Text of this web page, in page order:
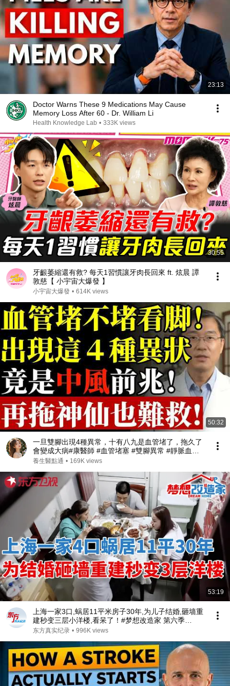
23:13
Doctor Warns These 9 Medications May Cause
Memory Loss After 60 - Dr. William Li
Health Knowledge Lab • 333K views
30:55
牙齦萎縮還有救? 每天1習慣讓牙肉長回來 ft. 炫晨 譚
敦慈【 小宇宙大爆發 】
小宇宙大爆發 • 614K views
50:32
一旦雙腳出現4種異常，十有八九是血管堵了，拖久了
會變成大病#康醫師 #血管堵塞 #雙腳異常 #靜脈血栓 #
肺栓塞 #銀髮族養生 #猝死預防 #血液循環 #健康誤區
養生醫點通 • 169K views
53:19
上海一家3口,蜗居11平米房子30年,为儿子结婚,砸墙重
建秒变三层小洋楼,看呆了！#梦想改造家 第六季
S06EP02
东方真实纪录 • 996K views